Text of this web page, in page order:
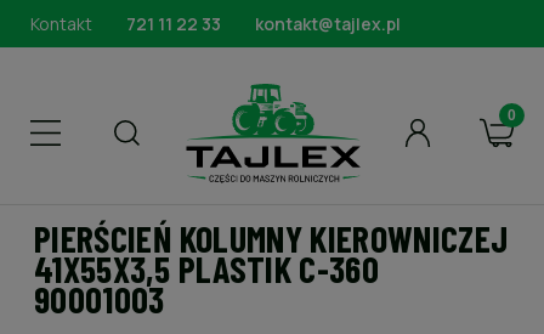
Kontakt 721 11 22 33 kontakt@tajlex.pl
PIERŚCIEŃ KOLUMNY KIEROWNICZEJ
41X55X3,5 PLASTIK C-360
90001003